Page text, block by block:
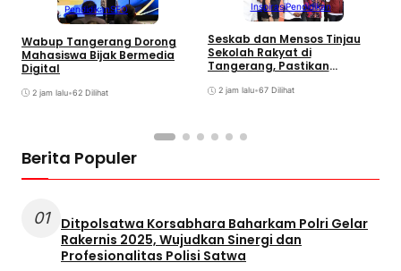
PendidikanSEO
Wabup Tangerang Dorong
Mahasiswa Bijak Bermedia
Digital
2 jam lalu•62 Dilihat
InspirasiPendidikan
Seskab dan Mensos Tinjau
Sekolah Rakyat di
Tangerang, Pastikan
2 jam lalu•67 Dilihat
Berita Populer
01
Ditpolsatwa Korsabhara Baharkam Polri Gelar
Rakernis 2025, Wujudkan Sinergi dan
Profesionalitas Polisi Satwa